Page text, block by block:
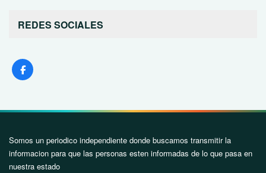
REDES SOCIALES
Somos un periodico independiente donde buscamos transmitir la
informacion para que las personas esten informadas de lo que pasa en
nuestra estado